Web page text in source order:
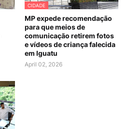
CIDADE
MP expede recomendação
para que meios de
comunicação retirem fotos
e vídeos de criança falecida
em Iguatu
April 02, 2026